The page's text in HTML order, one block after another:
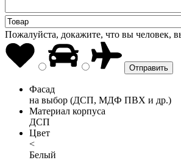
Пожалуйста, докажите, что вы человек,
Фасад
на выбор (ДСП, МДФ ПВХ и др.)
Материал корпуса
ДСП
Цвет
<
Белый